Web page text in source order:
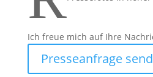
Ich freue mich auf Ihre
Presseanfrage